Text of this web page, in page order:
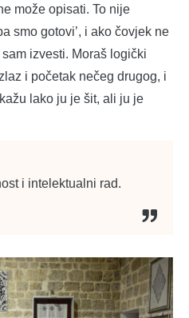
može opisati. To nije
smo gotovi’, i ako čovjek ne
izvesti. Moraš logički
i početak nečeg drugog, i
lako ju je šit, ali ju je
i intelektualni rad.